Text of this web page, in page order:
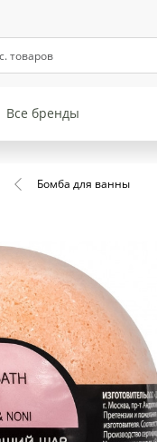
Все бренды
Бомба для ванны